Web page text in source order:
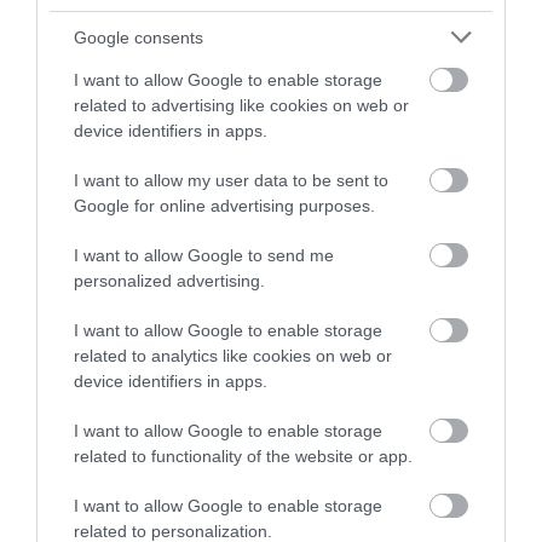
Google consents
I want to allow Google to enable storage
related to advertising like cookies on web or
device identifiers in apps.
I want to allow my user data to be sent to
Google for online advertising purposes.
I want to allow Google to send me
personalized advertising.
I want to allow Google to enable storage
related to analytics like cookies on web or
device identifiers in apps.
I want to allow Google to enable storage
related to functionality of the website or app.
I want to allow Google to enable storage
related to personalization.
Stop Eating These 3 Foods That Are Known to
Cause Parasites
441 45 230